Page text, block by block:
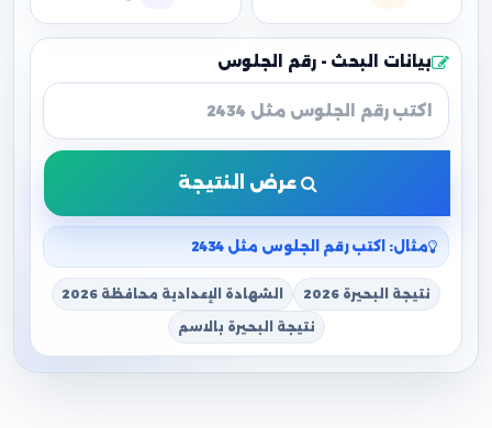
بيانات البحث - رقم الجلوس
عرض النتيجة
مثال: اكتب رقم الجلوس مثل 2434
نتيجة البحيرة 2026 الشهادة الإعدادية محافظة 2026
نتيجة البحيرة بالاسم